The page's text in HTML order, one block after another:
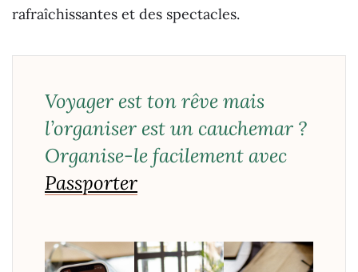
rafraîchissantes et des spectacles.
Voyager est ton rêve mais
l’organiser est un cauchemar ?
Organise-le facilement avec
Passporter